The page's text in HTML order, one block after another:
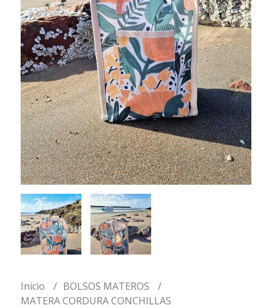
Inicio
BOLSOS MATEROS
MATERA CORDURA CONCHILLAS